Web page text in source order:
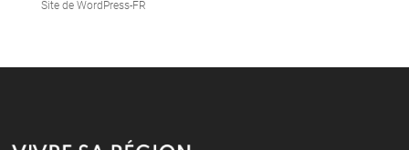
Site de WordPress-FR